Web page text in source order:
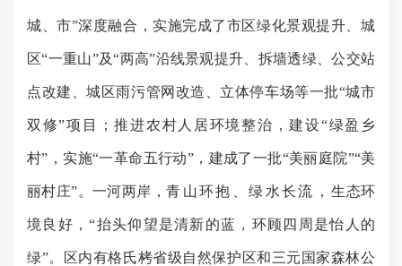
城、市”深度融合， 实施完成了市区绿化景观提升、城
区“一重山”及“两高”沿线景观提升、拆墙透绿、公交站
点改建、城区雨污管网改造、立体停车场等一批“城市
双修”项目； 推进农村人居环境整治，建设“绿盈乡
村”，实施“一革命五行动”， 建成了一批“美丽庭院”“美
丽村庄”。一河两岸，青山环抱、绿水长流，生态环
境良好，“抬头仰望是清新的蓝，环顾四周是怡人的
绿”。 区内有格氏栲省级自然保护区和三元国家森林公